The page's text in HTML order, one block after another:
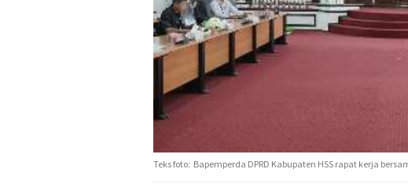
Teks foto: Bapemperda DPRD Kabupaten HSS rapat kerja